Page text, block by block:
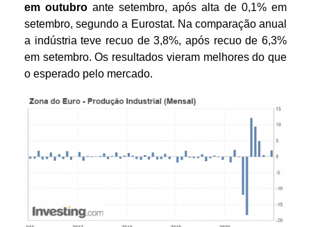
em outubro ante setembro, após alta de 0,1% em
setembro, segundo a Eurostat. Na comparação anual
a indústria teve recuo de 3,8%, após recuo de 6,3%
em setembro. Os resultados vieram melhores do que
o esperado pelo mercado.